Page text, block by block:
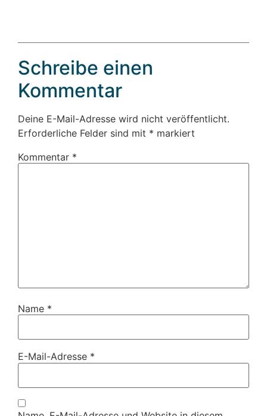
Schreibe einen
Kommentar
Deine E-Mail-Adresse wird nicht veröffentlicht.
Erforderliche Felder sind mit * markiert
Kommentar *
Name *
E-Mail-Adresse *